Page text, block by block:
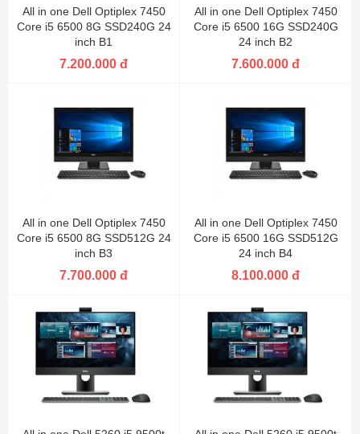
All in one Dell Optiplex 7450
Core i5 6500 8G SSD240G 24
inch B1
7.200.000 đ
All in one Dell Optiplex 7450
Core i5 6500 16G SSD240G
24 inch B2
7.600.000 đ
All in one Dell Optiplex 7450
Core i5 6500 8G SSD512G 24
inch B3
7.700.000 đ
All in one Dell Optiplex 7450
Core i5 6500 16G SSD512G
24 inch B4
8.100.000 đ